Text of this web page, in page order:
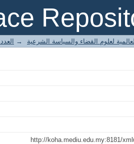
العملية وتوجيهات الفكر
لعلوم القضاء والسياسة الشرعية →
http://koha.mediu.edu.my:8181/